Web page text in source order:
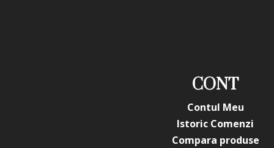
CONT
Contul Meu
Istoric Comenzi
Compara produse